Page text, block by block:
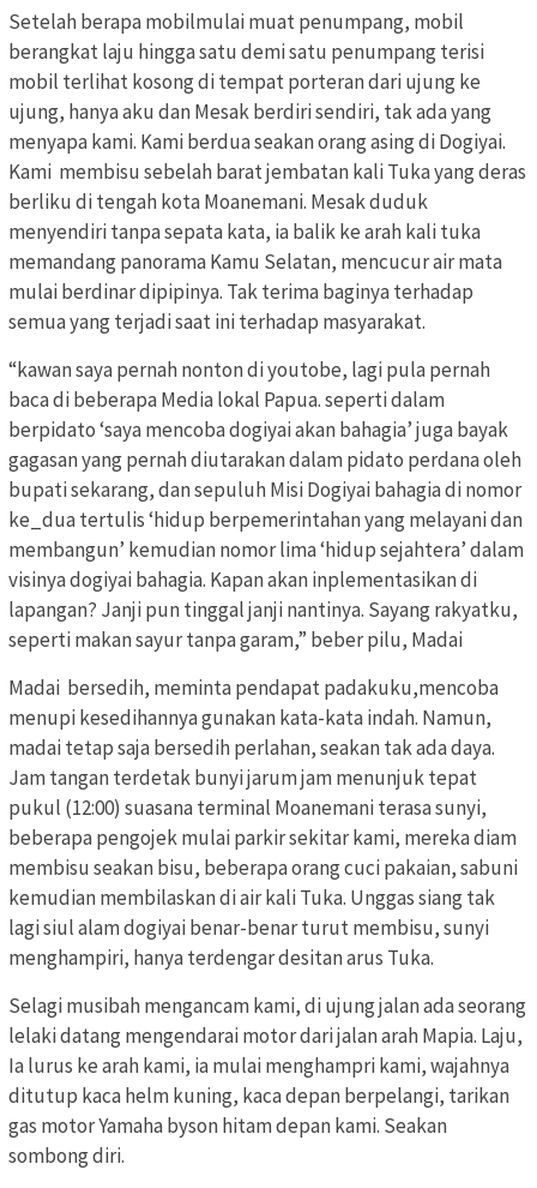
Setelah berapa mobilmulai muat penumpang, mobil
berangkat laju hingga satu demi satu penumpang terisi
mobil terlihat kosong di tempat porteran dari ujung ke
ujung, hanya aku dan Mesak berdiri sendiri, tak ada yang
menyapa kami. Kami berdua seakan orang asing di Dogiyai.
Kami membisu sebelah barat jembatan kali Tuka yang deras
berliku di tengah kota Moanemani. Mesak duduk
menyendiri tanpa sepata kata, ia balik ke arah kali tuka
memandang panorama Kamu Selatan, mencucur air mata
mulai berdinar dipipinya. Tak terima baginya terhadap
semua yang terjadi saat ini terhadap masyarakat.
“kawan saya pernah nonton di youtobe, lagi pula pernah
baca di beberapa Media lokal Papua. seperti dalam
berpidato ‘saya mencoba dogiyai akan bahagia’ juga bayak
gagasan yang pernah diutarakan dalam pidato perdana oleh
bupati sekarang, dan sepuluh Misi Dogiyai bahagia di nomor
ke_dua tertulis ‘hidup berpemerintahan yang melayani dan
membangun’ kemudian nomor lima ‘hidup sejahtera’ dalam
visinya dogiyai bahagia. Kapan akan inplementasikan di
lapangan? Janji pun tinggal janji nantinya. Sayang rakyatku,
seperti makan sayur tanpa garam,” beber pilu, Madai
Madai bersedih, meminta pendapat padakuku,mencoba
menupi kesedihannya gunakan kata-kata indah. Namun,
madai tetap saja bersedih perlahan, seakan tak ada daya.
Jam tangan terdetak bunyi jarum jam menunjuk tepat
pukul (12:00) suasana terminal Moanemani terasa sunyi,
beberapa pengojek mulai parkir sekitar kami, mereka diam
membisu seakan bisu, beberapa orang cuci pakaian, sabuni
kemudian membilaskan di air kali Tuka. Unggas siang tak
lagi siul alam dogiyai benar-benar turut membisu, sunyi
menghampiri, hanya terdengar desitan arus Tuka.
Selagi musibah mengancam kami, di ujung jalan ada seorang
lelaki datang mengendarai motor dari jalan arah Mapia. Laju,
Ia lurus ke arah kami, ia mulai menghampri kami, wajahnya
ditutup kaca helm kuning, kaca depan berpelangi, tarikan
gas motor Yamaha byson hitam depan kami. Seakan
sombong diri.